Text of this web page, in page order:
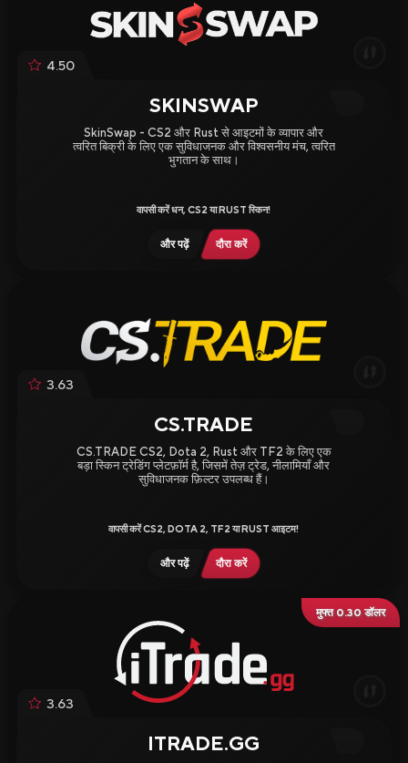
4.50
SKINSWAP
SkinSwap - CS2 और Rust से आइटमों के व्यापार और
त्वरित बिक्री के लिए एक सुविधाजनक और विश्वसनीय मंच, त्वरित
भुगतान के साथ।
वापसी करें धन, CS2 या RUST स्किन!
और पढ़ें दौरा करें
3.63
CS.TRADE
CS.TRADE CS2, Dota 2, Rust और TF2 के लिए एक
बड़ा स्किन ट्रेडिंग प्लेटफ़ॉर्म है, जिसमें तेज़ ट्रेड, नीलामियाँ और
सुविधाजनक फ़िल्टर उपलब्ध हैं।
वापसी करें CS2, DOTA 2, TF2 या RUST आइटम!
और पढ़ें दौरा करें
मुफ्त 0.30 डॉलर
3.63
ITRADE.GG